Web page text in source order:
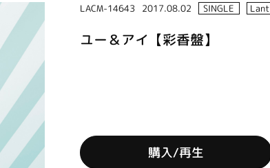
LACM-14643 2017.08.02 SINGLE
ユー＆アイ【彩香盤】
購入/再生